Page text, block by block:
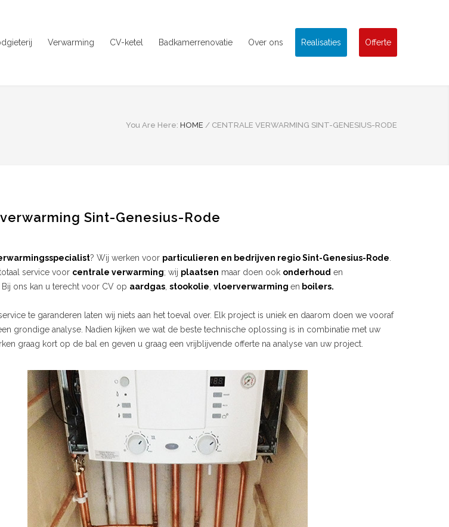
Verwarming CV-ketel Badkamerrenovatie Over ons Realisaties Offerte
You Are Here: HOME / CENTRALE VERWARMING SINT-GENESIUS-RODE
Sint-Genesius-Rode
? Wij werken voor particulieren en bedrijven regio Sint-Genesius-Rode
service voor centrale verwarming; wij plaatsen maar doen ook onderhoud en
. Bij ons kan u terecht voor CV op aardgas stookolie vloerverwarming en boilers.
te garanderen laten wij niets aan het toeval over. Elk project is uniek en daarom doen we vooraf
grondige analyse. Nadien kijken we wat de beste technische oplossing is in combinatie met uw
graag kort op de bal en geven u graag een vrijblijvende offerte na analyse van uw project.